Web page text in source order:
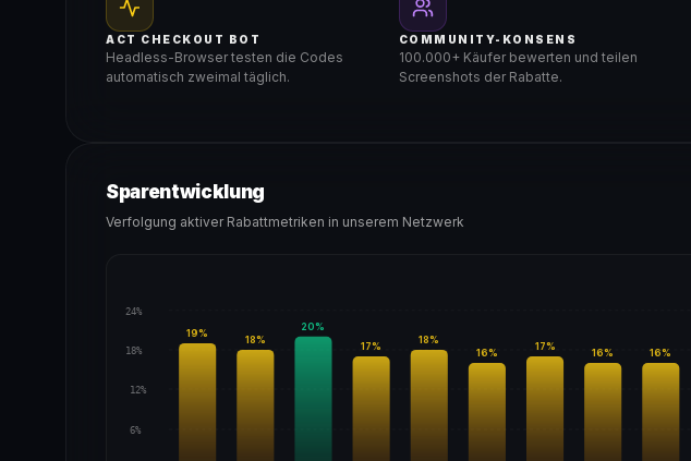
ACT CHECKOUT BOT
Headless-Browser testen die Codes
automatisch zweimal täglich.
COMMUNITY-KONSENS
100.000+ Käufer bewerten und teilen
Screenshots der Rabatte.
Sparentwicklung
Verfolgung aktiver Rabattmetriken in unserem Netzwerk
24%
18%
12%
6%
19%
18%
20%
17%
18%
16%
17%
16% 16%